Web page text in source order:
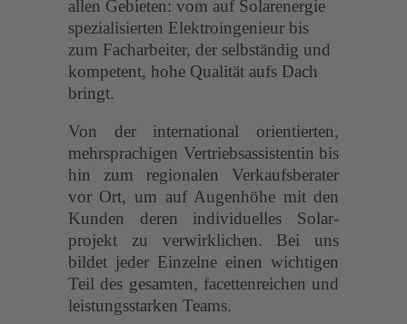
allen Gebieten: vom auf Solar­energie
spezialisierten Elektro­ingenieur bis
zum Fach­arbeiter, der selbständig und
kompetent, hohe Qualität aufs Dach
bringt.
Von der international orientierten,
mehr­sprachigen Vertriebs­assistentin bis
hin zum regionalen Verkaufs­berater
vor Ort, um auf Augenhöhe mit den
Kunden deren individuelles Solar­
projekt zu verwirk­lichen. Bei uns
bildet jeder Einzelne einen wichtigen
Teil des gesamten, facetten­reichen und
leistungs­starken Teams.